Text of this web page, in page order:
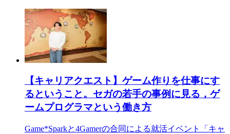
【キャリアクエスト】ゲーム作りを仕事にす
るということ。セガの若手の事例に見る，ゲ
ームプログラマという働き方
Game*Sparkと4Gamerの合同による就活イベント「キャ